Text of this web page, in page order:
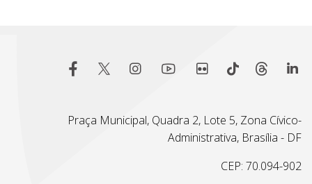
Praça Municipal, Quadra 2, Lote 5, Zona Cívico-
Administrativa, Brasília - DF
CEP: 70.094-902